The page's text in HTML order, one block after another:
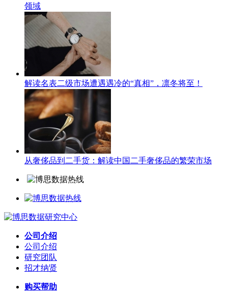
领域
解读名表二级市场遭遇遇冷的“真相”，凛冬将至！
从奢侈品到二手货：解读中国二手奢侈品的繁荣市场
公司介绍
公司介绍
研究团队
招才纳贤
购买帮助